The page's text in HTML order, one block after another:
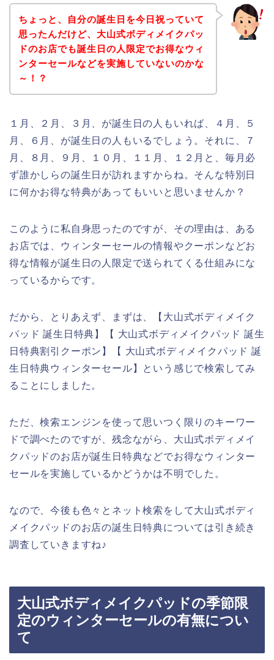
ちょっと、自分の誕生日を今日祝っていて
思ったんだけど、大山式ボディメイクパッ
ドのお店でも誕生日の人限定でお得なウィ
ンターセールなどを実施していないのかな
～！？
１月、２月、３月、が誕生日の人もいれば、４月、５
月、６月、が誕生日の人もいるでしょう。それに、７
月、８月、９月、１０月、１１月、１２月と、毎月必
ず誰かしらの誕生日が訪れますからね。そんな特別日
に何かお得な特典があってもいいと思いませんか？
このように私自身思ったのですが、その理由は、ある
お店では、ウィンターセールの情報やクーポンなどお
得な情報が誕生日の人限定で送られてくる仕組みにな
っているからです。
だから、とりあえず、まずは、【大山式ボディメイク
パッド 誕生日特典】【 大山式ボディメイクパッド 誕生
日特典割引クーポン】【 大山式ボディメイクパッド 誕
生日特典ウィンターセール】という感じで検索してみ
ることにしました。
ただ、検索エンジンを使って思いつく限りのキーワー
ドで調べたのですが、残念ながら、大山式ボディメイ
クパッドのお店が誕生日特典などでお得なウィンター
セールを実施しているかどうかは不明でした。
なので、今後も色々とネット検索をして大山式ボディ
メイクパッドのお店の誕生日特典については引き続き
調査していきますね♪
大山式ボディメイクパッドの季節限
定のウィンターセールの有無につい
て